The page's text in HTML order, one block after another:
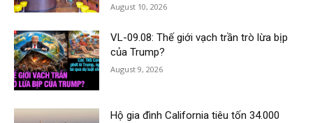
August 10, 2026
VL-09.08: Thế giới vạch trần trò lừa bịp
của Trump?
August 9, 2026
Hộ gia đình California tiêu tốn 34.000